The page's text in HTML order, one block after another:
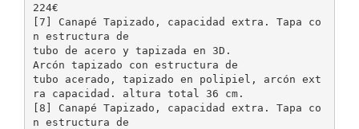
224€
[7] Canapé Tapizado, capacidad extra. Tapa co
n estructura de
tubo de acero y tapizada en 3D.
Arcón tapizado con estructura de
tubo acerado, tapizado en polipiel, arcón ext
ra capacidad. altura total 36 cm.
[8] Canapé Tapizado, capacidad extra. Tapa co
n estructura de